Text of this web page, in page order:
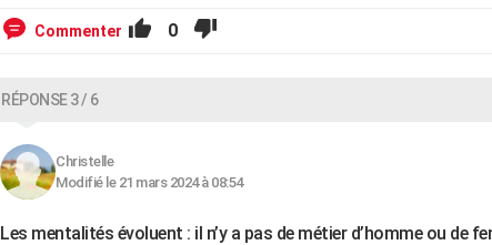
Commenter 0
RÉPONSE 3 / 6
Christelle
Modifié le 21 mars 2024 à 08:54
Les mentalités évoluent : il n’y a pas de métier d’homme ou de